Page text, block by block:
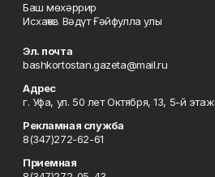
Баш мөхәррир
Исхаҡов Вәдүт Ғәйфулла улы
Эл. почта
bashkortostan.gazeta@mail.ru
Адрес
г. Уфа, ул. 50 лет Октября, 13, 5-й этаж
Рекламная служба
8(347)272-62-61
Приемная